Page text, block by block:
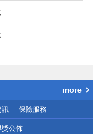
more
訊 保險服務
獎公佈